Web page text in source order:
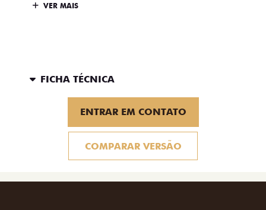
VER MAIS
FICHA TÉCNICA
ENTRAR EM CONTATO
COMPARAR VERSÃO